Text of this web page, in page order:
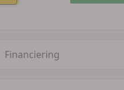
Financiering